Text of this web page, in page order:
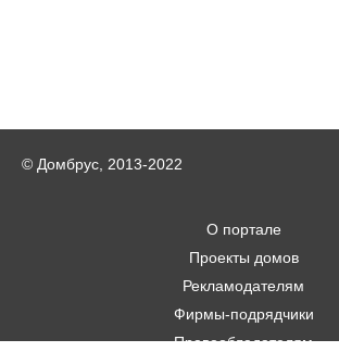
© Домбрус, 2013-2022
О портале
Проекты домов
Рекламодателям
Фирмы-подрядчики
Правообладателям